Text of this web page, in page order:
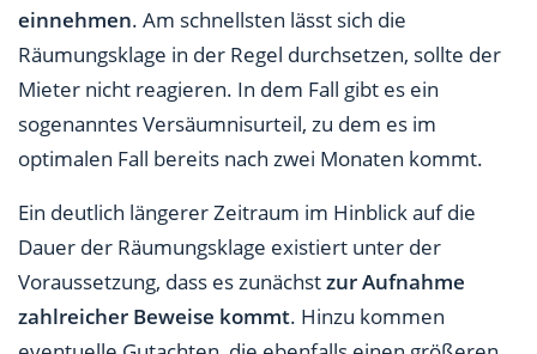
einnehmen. Am schnellsten lässt sich die
Räumungsklage in der Regel durchsetzen, sollte der
Mieter nicht reagieren. In dem Fall gibt es ein
sogenanntes Versäumnisurteil, zu dem es im
optimalen Fall bereits nach zwei Monaten kommt.
Ein deutlich längerer Zeitraum im Hinblick auf die
Dauer der Räumungsklage existiert unter der
Voraussetzung, dass es zunächstzur Aufnahme
zahlreicher Beweise kommt. Hinzu kommen